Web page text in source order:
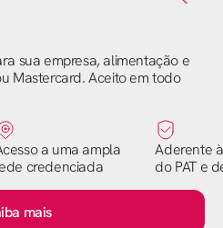
sua empresa, alimentação e
Mastercard. Aceito em todo
a uma ampla
credenciada
Aderente
do PAT e
mais